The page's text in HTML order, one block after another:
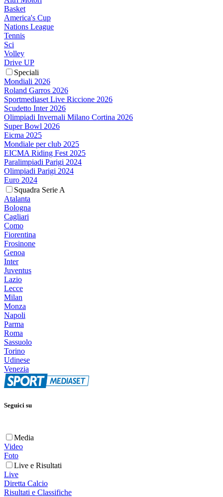
Basket
America's Cup
Nations League
Tennis
Sci
Volley
Drive UP
Speciali
Mondiali 2026
Roland Garros 2026
Sportmediaset Live Riccione 2026
Scudetto Inter 2026
Olimpiadi Invernali Milano Cortina 2026
Super Bowl 2026
Eicma 2025
Mondiale per club 2025
EICMA Riding Fest 2025
Paralimpiadi Parigi 2024
Olimpiadi Parigi 2024
Euro 2024
Squadra Serie A
Atalanta
Bologna
Cagliari
Como
Fiorentina
Frosinone
Genoa
Inter
Juventus
Lazio
Lecce
Milan
Monza
Napoli
Parma
Roma
Sassuolo
Torino
Udinese
Venezia
Seguici su
Media
Video
Foto
Live e Risultati
Live
Diretta Calcio
Risultati e Classifiche